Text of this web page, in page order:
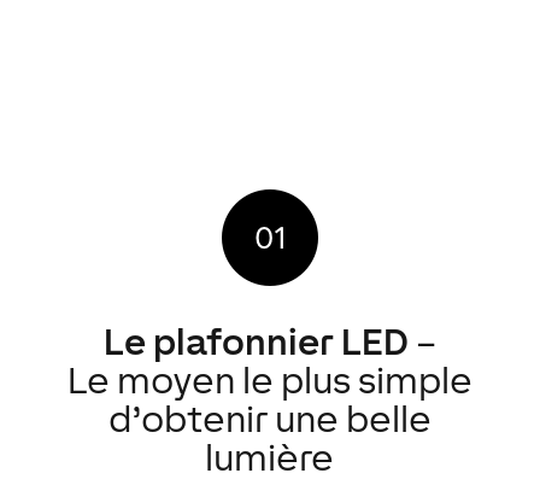
Le plafonnier LED –
Le moyen le plus simple
d’obtenir une belle
lumière